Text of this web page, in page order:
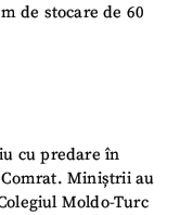
de stocare de 60
cu predare în
Miniștrii au
Moldo-Turc